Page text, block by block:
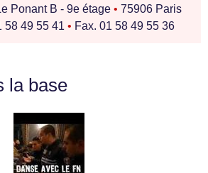
Ponant B - 9e étage • 75906 Paris
58 49 55 41 • Fax. 01 58 49 55 36
la base